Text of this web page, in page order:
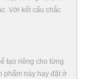
Với kết cấu chắc
tạo riêng cho từng
phẩm này hay đặt ở